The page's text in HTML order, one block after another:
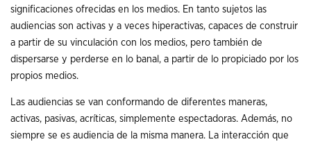
significaciones ofrecidas en los medios. En tanto sujetos las
audiencias son activas y a veces hiperactivas, capaces de construir
a partir de su vinculación con los medios, pero también de
dispersarse y perderse en lo banal, a partir de lo propiciado por los
propios medios.
Las audiencias se van conformando de diferentes maneras,
activas, pasivas, acríticas, simplemente espectadoras. Además, no
siempre se es audiencia de la misma manera. La interacción que